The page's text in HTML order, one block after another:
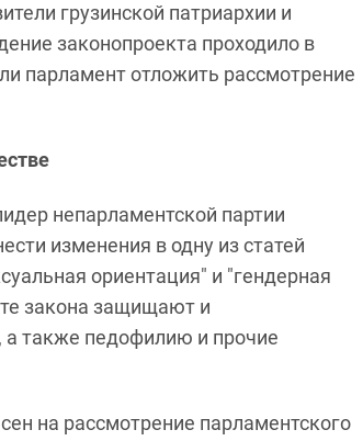
грузинской патриархии и
законопроекта проходило в
парламент отложить рассмотрение
непарламентской партии
изменения в одну из статей
ориентация" и "гендерная
закона защищают и
а также педофилию и прочие
на рассмотрение парламентского